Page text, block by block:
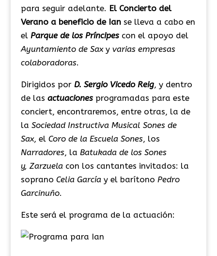
para seguir adelante. El Concierto del
Verano a beneficio de Ianse lleva a cabo en
el Parque de los Príncipes con el apoyo del
Ayuntamiento de Saxy varias empresas
colaboradoras.
Dirigidos porD. Sergio Vicedo Reig, y dentro
de las actuaciones programadas para este
conciert, encontraremos, entre otras, la de
la Sociedad Instructiva Musical Sones de
Sax, el Coro de la Escuela Sones, los
Narradores, la Batukada de los Sones
y, Zarzuelacon los cantantes invitados: la
soprano Celia Garcíay el barítono Pedro
Garcinuño.
Este será el programa de la actuación: